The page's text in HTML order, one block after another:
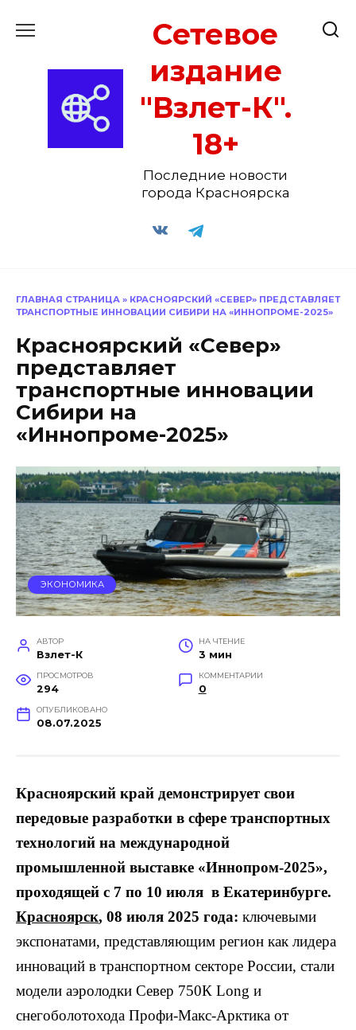
Сетевое
издание
"Взлет-К".
18+
Последние новости
города Красноярска
ГЛАВНАЯ СТРАНИЦА » КРАСНОЯРСКИЙ «СЕВЕР» ПРЕДСТАВЛЯЕТ
ТРАНСПОРТНЫЕ ИННОВАЦИИ СИБИРИ НА «ИННОПРОМЕ-2025»
Красноярский «Север»
представляет
транспортные инновации
Сибири на
«Иннопроме-2025»
ЭКОНОМИКА
АВТОР
Взлет-К
НА ЧТЕНИЕ
3 мин
ПРОСМОТРОВ
294
КОММЕНТАРИИ
0
ОПУБЛИКОВАНО
08.07.2025
Красноярский край демонстрирует свои
передовые разработки в сфере транспортных
технологий на международной
промышленной выставке «Иннопром-2025»,
проходящей с 7 по 10 июля в Екатеринбурге.
Красноярск, 08 июля 2025 года: ключевыми
экспонатами, представляющим регион как лидера
инноваций в транспортном секторе России, стали
модели аэролодки Север 750К Long и
снегоболотохода Профи-Макс-Арктика от